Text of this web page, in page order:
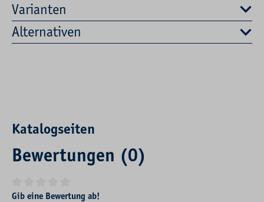
Varianten
Alternativen
Katalogseiten
Bewertungen (0)
Durchschnittliche Bewertung von 0 von 5 Sternen
Gib eine Bewertung ab!